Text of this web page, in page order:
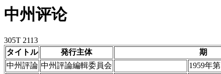
中州评论
305T 2113
タイトル
発行主体
期
中州評論 中州評論編輯委員会
1959年